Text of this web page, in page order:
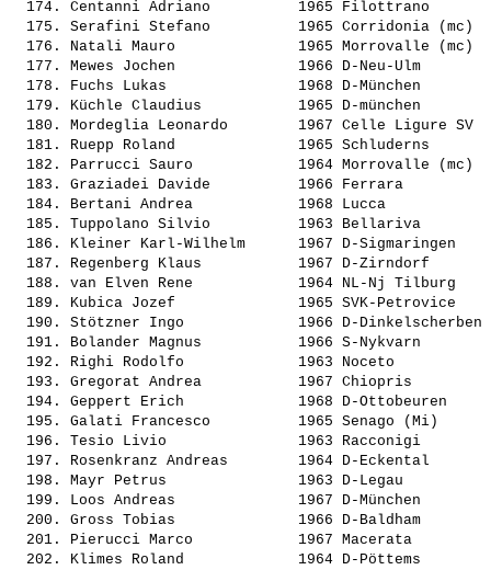
  174.
Centanni Adriano
1965 Filottrano
  175.
Serafini Stefano
1965 Corridonia
  176.
Natali Mauro
1965 Morrovalle
  177.
Mewes Jochen
1966 D-Neu-Ulm
  178.
Fuchs Lukas
1968 D-München
  179.
Küchle Claudius
1965 D-münchen
  180.
Mordeglia Leonardo
1967 Celle Ligure
  181.
Ruepp Roland
1965 Schluderns
  182.
Parrucci Sauro
1964 Morrovalle
  183.
Graziadei Davide
1966 Ferrara
  184.
Bertani Andrea
1968 Lucca
  185.
Tuppolano Silvio
1963 Bellariva
  186.
Kleiner Karl-Wilhelm
1967 D-
  187.
Regenberg Klaus
1967 D-Zirndorf
  188.
van Elven Rene
1964 NL-Nj Tilburg
  189.
Kubica Jozef
1965 SVK-
  190.
Stötzner Ingo
1966 D-
  191.
Bolander Magnus
1966 S-Nykvarn
  192.
Righi Rodolfo
1963 Noceto
  193.
Gregorat Andrea
1967 Chiopris
  194.
Geppert Erich
1968 D-Ottobeuren
  195.
Galati Francesco
1965 Senago (Mi)
  196.
Tesio Livio
1963 Racconigi
  197.
Rosenkranz Andreas
1964 D-Eckental
  198.
Mayr Petrus
1963 D-Legau
  199.
Loos Andreas
1967 D-München
  200.
Gross Tobias
1966 D-Baldham
  201.
Pierucci Marco
1967 Macerata
  202.
Klimes Roland
1964 D-Pöttems